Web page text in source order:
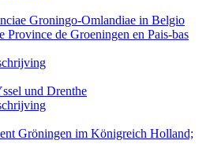
Groningo-Omlandiae in Belgio
Province de Groeningen en Pais-bas
und Drenthe
Gröningen im Königreich Holland;